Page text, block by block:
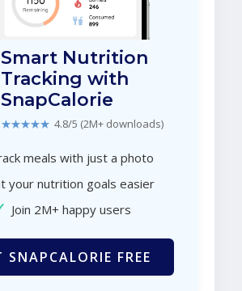
Smart Nutrition
Tracking with
SnapCalorie
★★★★★ 4.8/5 (2M+ downloads)
meals with just a photo
your nutrition goals easier
Join 2M+ happy users
SNAPCALORIE FREE